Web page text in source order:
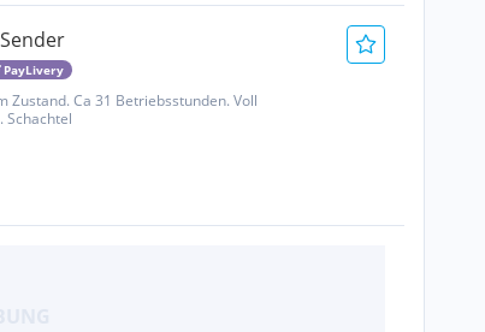
PayLivery
Zustand. Ca 31 Betriebsstunden. Voll
Schachtel